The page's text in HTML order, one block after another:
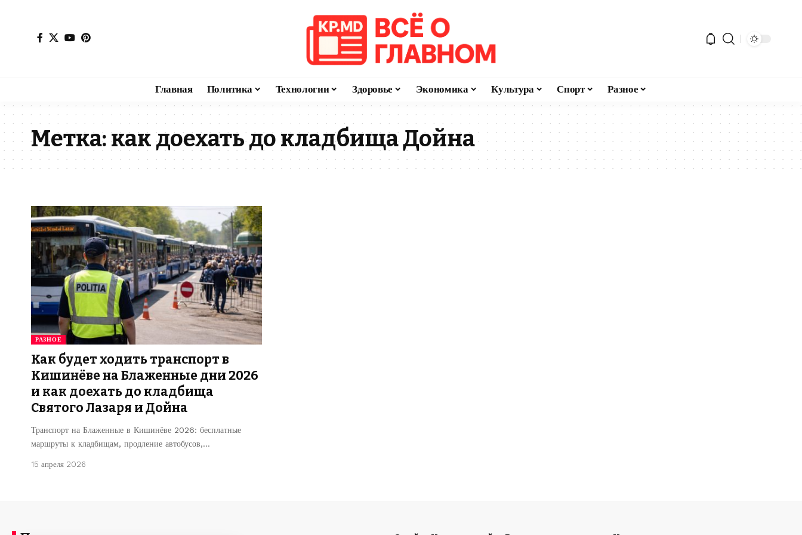
Главная Политика Технологии Здоровье Экономика Культура Спорт Разное
Метка:как доехать до кладбища Дойна
РАЗНОЕ
Как будет ходить транспорт в
Кишинёве на Блаженные дни 2026
и как доехать до кладбища
Святого Лазаря и Дойна
Транспорт на Блаженные в Кишинёве 2026: бесплатные
маршруты к кладбищам, продление автобусов,…
15 апреля 2026